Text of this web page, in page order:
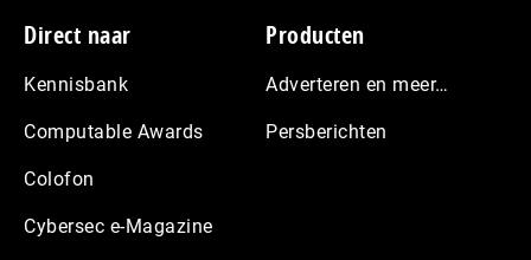
Footer
Direct naar
Kennisbank
Computable Awards
Colofon
Cybersec e-Magazine
Producten
Adverteren en meer…
Persberichten